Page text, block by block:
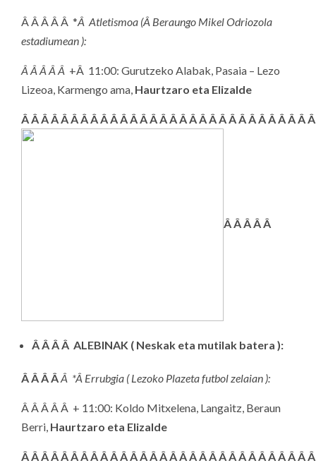
Â Â Â Â Â *Â Atletismoa (Â Beraungo Mikel Odriozola
estadiumean ):
Â Â Â Â Â +Â 11:00: Gurutzeko Alabak, Pasaia – Lezo
Lizeoa, Karmengo ama, Haurtzaro eta Elizalde
Â Â Â Â Â Â Â Â Â Â Â Â Â Â Â Â Â Â Â Â Â Â Â Â Â Â Â Â Â
Â Â Â Â Â
Â Â Â Â ALEBINAK ( Neskak eta mutilak batera ):
Â Â Â ÂÂ *Â Errubgia ( Lezoko Plazeta futbol zelaian ):
Â Â Â Â Â + 11:00: Koldo Mitxelena, Langaitz, Beraun
Berri, Haurtzaro eta Elizalde
Â Â Â Â Â Â Â Â Â Â Â Â Â Â Â Â Â Â Â Â Â Â Â Â Â Â Â Â Â